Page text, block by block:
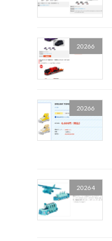
20266
20266
20264